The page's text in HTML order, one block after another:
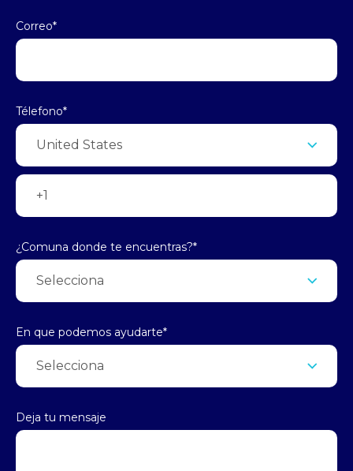
Correo*
Télefono*
¿Comuna donde te encuentras?*
En que podemos ayudarte*
Deja tu mensaje